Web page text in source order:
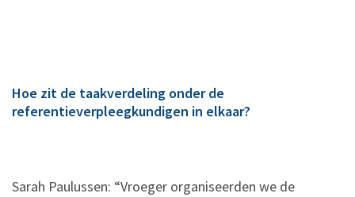
Hoe zit de taakverdeling onder de
referentieverpleegkundigen in elkaar?
Sarah Paulussen: “Vroeger organiseerden we de